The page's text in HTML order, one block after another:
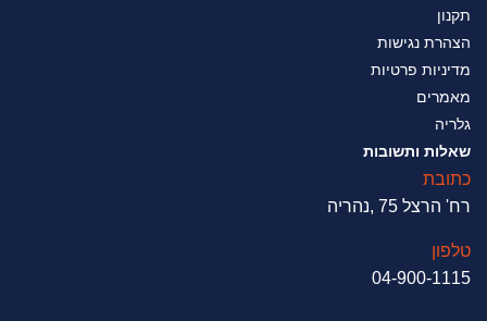
תקנון
הצהרת נגישות
מדיניות פרטיות
מאמרים
גלריה
שאלות ותשובות
כתובת
רח' הרצל 75 ,נהריה
טלפון
04-900-1115